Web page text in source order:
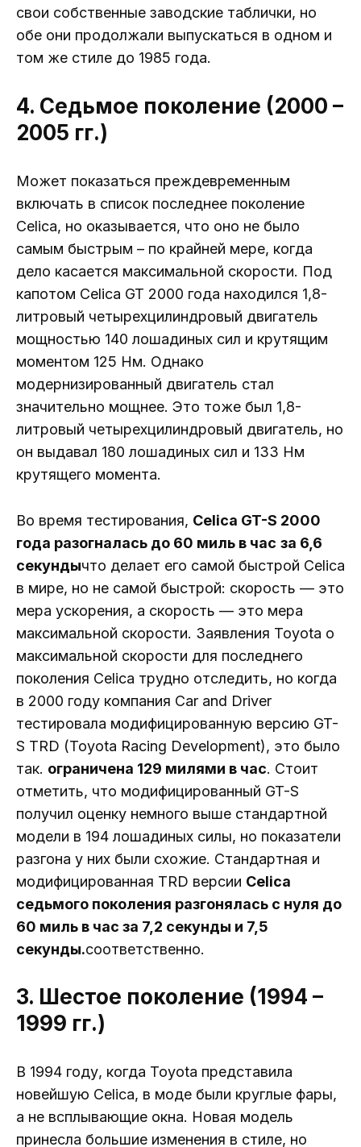
свои собственные заводские таблички, но
обе они продолжали выпускаться в одном и
том же стиле до 1985 года.
4. Седьмое поколение (2000 –
2005 гг.)
Может показаться преждевременным
включать в список последнее поколение
Celica, но оказывается, что оно не было
самым быстрым – по крайней мере, когда
дело касается максимальной скорости. Под
капотом Celica GT 2000 года находился 1,8-
литровый четырехцилиндровый двигатель
мощностью 140 лошадиных сил и крутящим
моментом 125 Нм. Однако
модернизированный двигатель стал
значительно мощнее. Это тоже был 1,8-
литровый четырехцилиндровый двигатель, но
он выдавал 180 лошадиных сил и 133 Нм
крутящего момента.
Во время тестирования, Celica GT-S 2000
года разогналась до 60 миль в час за 6,6
секундычто делает его самой быстрой Celica
в мире, но не самой быстрой: скорость — это
мера ускорения, а скорость — это мера
максимальной скорости. Заявления Toyota о
максимальной скорости для последнего
поколения Celica трудно отследить, но когда
в 2000 году компания Car and Driver
тестировала модифицированную версию GT-
S TRD (Toyota Racing Development), это было
так. ограничена 129 милями в час. Стоит
отметить, что модифицированный GT-S
получил оценку немного выше стандартной
модели в 194 лошадиных силы, но показатели
разгона у них были схожие. Стандартная и
модифицированная TRD версии Celica
седьмого поколения разгонялась с нуля до
60 миль в час за 7,2 секунды и 7,5
секунды.соответственно.
3. Шестое поколение (1994 –
1999 гг.)
В 1994 году, когда Toyota представила
новейшую Celica, в моде были круглые фары,
а не всплывающие окна. Новая модель
принесла большие изменения в стиле, но